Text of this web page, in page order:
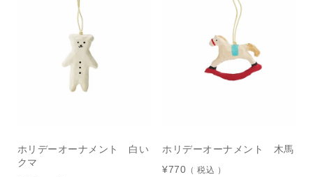
ホリデーオーナメント 白い
クマ
ホリデーオーナメント 木馬
¥770 税込